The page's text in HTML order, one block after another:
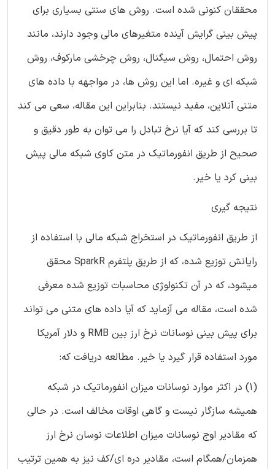
محققان کنونی شده است. روش های سنتی بسیاری برای
پیش بینی گرایش آینده متغیرهای مالی وجود دارند، مانند
روش احتمال، روش سیگنال، روش چرخشی مارکوف، روش
شبکه ای و غیره. اما این روش ها، در مواجهه با داده های
متنی آنلاین، مفید نیستند. بنابراین این مقاله، سعی می کند
تا بررسی کند که آیا نرخ تبادل را می توان به طور دقیق و
صحیح از طریق انفورماتیک در متن کاوی شبکه مالی پیش
بینی کرد یا خیر.
نتیجه گیری
از طریق انفورماتیک در استخراج شبکه مالی با استفاده از
رایانش توزیع شده، که از طریق پلتفرم SparkR محقق
میشود، که در آن تکنولوژی محاسبات توزیع شده معرفی
شده است، مقاله می آزماید که آیا داده های متنی می تواند
برای پیش بینی نوسانات نرخ ارز بین RMB و دلار آمریکا
مورد استفاده قرار گیرد یا خیر. مطالعه دریافت که:
(1) در اکثر موارد نوسانات میزان انفورماتیک در شبکه
همیشه سازگار نیست و گاهی اوقات مخالف است. در حالی
که مقادیر اوج نوسانات میزان اطلاعات نوسان نرخ ارز
همزمان/همگام است، مقادیر دره ای/کف نیز به همین ترتیب